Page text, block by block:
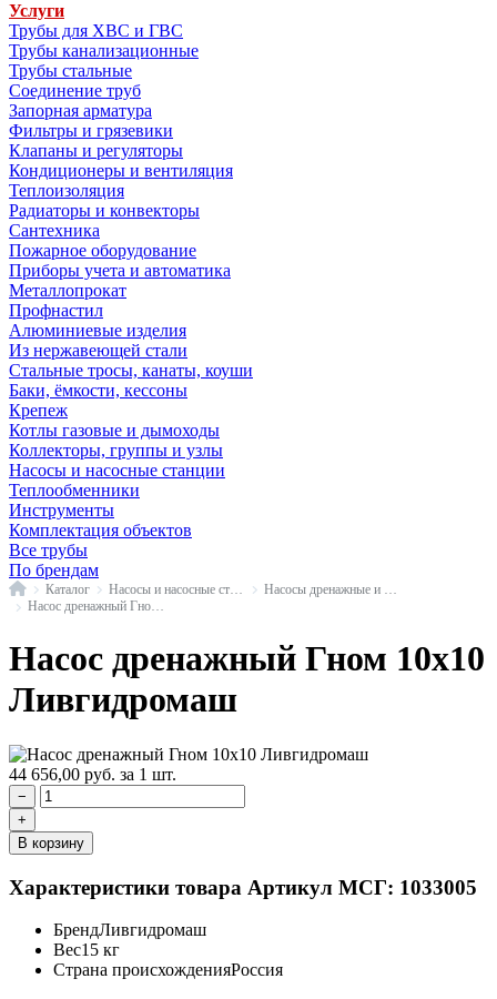
Услуги
Трубы для ХВС и ГВС
Трубы канализационные
Трубы стальные
Соединение труб
Запорная арматура
Фильтры и грязевики
Клапаны и регуляторы
Кондиционеры и вентиляция
Теплоизоляция
Радиаторы и конвекторы
Сантехника
Пожарное оборудование
Приборы учета и автоматика
Металлопрокат
Профнастил
Алюминиевые изделия
Из нержавеющей стали
Стальные тросы, канаты, коуши
Баки, ёмкости, кессоны
Крепеж
Котлы газовые и дымоходы
Коллекторы, группы и узлы
Насосы и насосные станции
Теплообменники
Инструменты
Комплектация объектов
Все трубы
По брендам
ГлавнаяКаталог
Насос дренажный Гном Ливгидромаш
Насос дренажный Гном 10х10
Ливгидромаш
44 656,00 руб. за 1 шт.
−
+
В корзину
Характеристики товара Артикул МСГ: 1033005
БрендЛивгидромаш
Вес15 кг
Страна происхожденияРоссия